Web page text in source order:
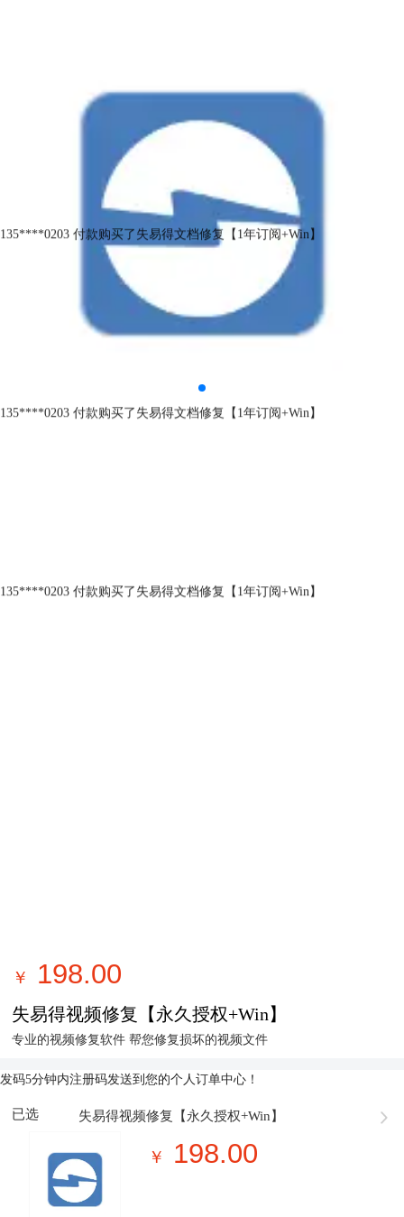
135****0203 付款购买了失易得文档修复【1年订阅+Win】
135****0203 付款购买了失易得文档修复【1年订阅+Win】
￥ 198.00
失易得视频修复【永久授权+Win】
专业的视频修复软件 帮您修复损坏的视频文件
发码5分钟内注册码发送到您的个人订单中心！
已选 失易得视频修复【永久授权+Win】
￥ 198.00